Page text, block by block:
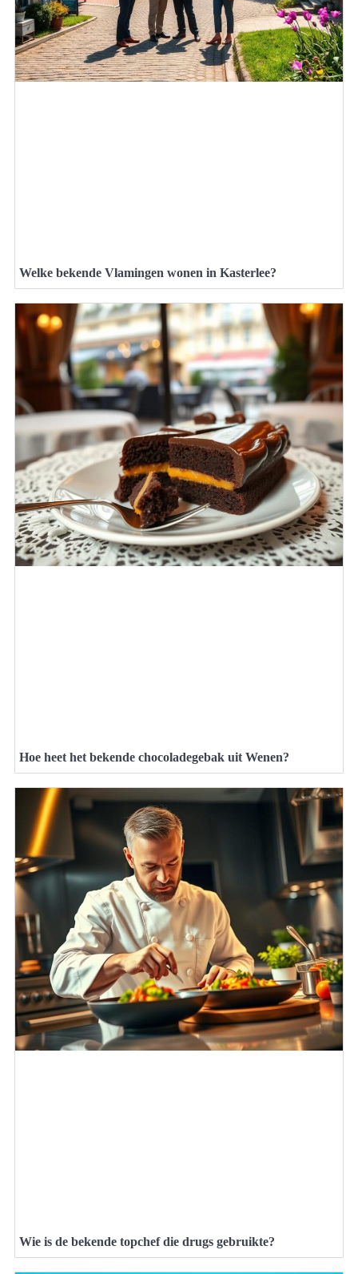
Welke bekende Vlamingen wonen in Kasterlee?
Hoe heet het bekende chocoladegebak uit Wenen?
Wie is de bekende topchef die drugs gebruikte?